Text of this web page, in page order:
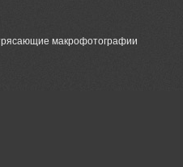
макрофотографии